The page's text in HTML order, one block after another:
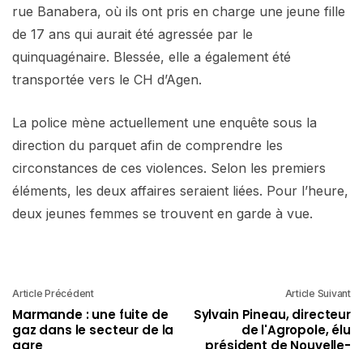
rue Banabera, où ils ont pris en charge une jeune fille
de 17 ans qui aurait été agressée par le
quinquagénaire. Blessée, elle a également été
transportée vers le CH d’Agen.
La police mène actuellement une enquête sous la
direction du parquet afin de comprendre les
circonstances de ces violences. Selon les premiers
éléments, les deux affaires seraient liées. Pour l’heure,
deux jeunes femmes se trouvent en garde à vue.
Article Précédent
Marmande : une fuite de
gaz dans le secteur de la
gare
Article Suivant
Sylvain Pineau, directeur
de l'Agropole, élu
président de Nouvelle-